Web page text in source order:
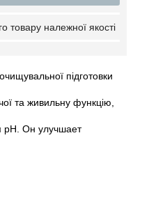
товару належної якості
підготовки
та живильну функцію,
pH. Он улучшает